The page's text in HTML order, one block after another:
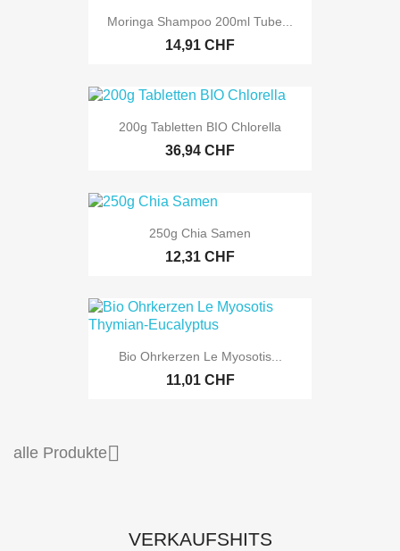
Moringa Shampoo 200ml Tube...
14,91 CHF
200g Tabletten BIO Chlorella
36,94 CHF
250g Chia Samen
12,31 CHF
Bio Ohrkerzen Le Myosotis...
11,01 CHF
alle Produkte
VERKAUFSHITS